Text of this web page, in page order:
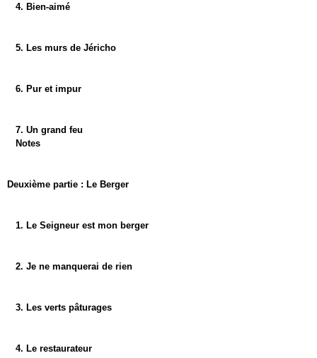
4. Bien-aimé
5. Les murs de Jéricho
6. Pur et impur
7. Un grand feu
Notes
Deuxième partie : Le Berger
1. Le Seigneur est mon berger
2. Je ne manquerai de rien
3. Les verts pâturages
4. Le restaurateur